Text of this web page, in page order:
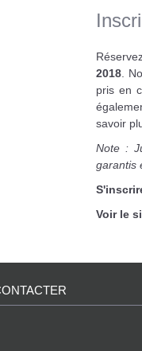
2018.
pris en
savoir
Note :
garantis
Voir le